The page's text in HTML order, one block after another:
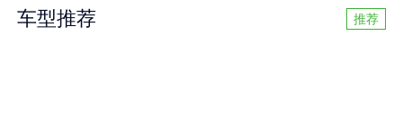
车型推荐 推荐